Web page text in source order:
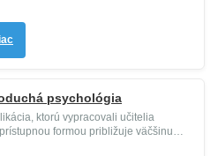
psychológia
ktorú vypracovali učitelia
formou približuje väčšinu